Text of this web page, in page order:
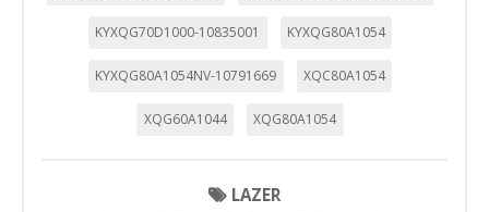
KYXQG70D1000-10835001 KYXQG80A1054
KYXQG80A1054NV-10791669 XQC80A1054
XQG60A1044 XQG80A1054
LAZER